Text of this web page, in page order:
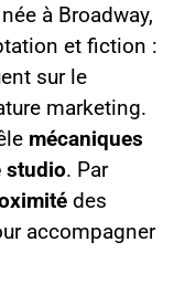
à Broadway,
et fiction :
sur le
marketing.
mécaniques
studio. Par
des
accompagner